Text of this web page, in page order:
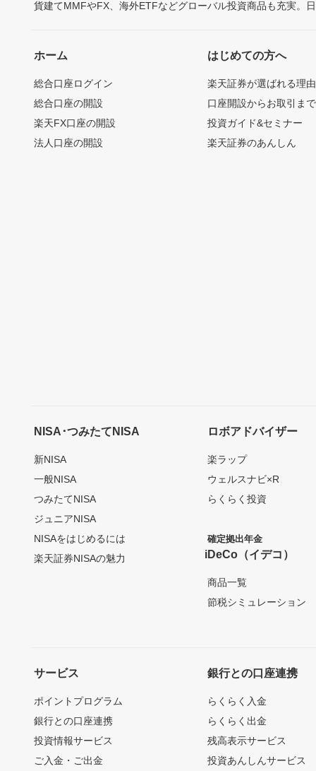
貨建てMMFやFX、海外ETFなどグローバル投資商品も充実。
ホーム
総合口座ログイン
総合口座の開設
楽天FX口座の開設
法人口座の開設
はじめての方へ
楽天証券が選ばれる理由
口座開設からお取引ま
投資ガイド&セミナー
楽天証券のあんしん
NISA･つみたてNISA
新NISA
一般NISA
つみたてNISA
ジュニアNISA
NISAをはじめるには
楽天証券NISAの魅力
ロボアドバイザー
楽ラップ
ウェルスナビ×R
らくらく投資
確定拠出年金
iDeCo（イデコ）
商品一覧
節税シミュレーション
サービス
ポイントプログラム
銀行との口座連携
投資情報サービス
ご入金・ご出金
銀行との口座連携
らくらく入金
らくらく出金
残高表示サービス
投資あんしんサービス